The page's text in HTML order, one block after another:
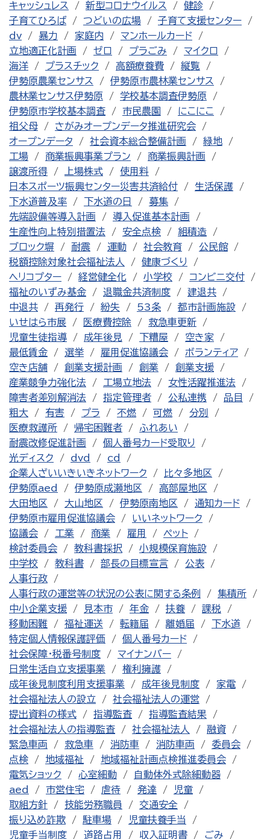
キャッシュレス
新型コロナウイルス
健診
子育てひろば
つどいの広場
子育て支援センター
dv
暴力 家庭内
マンホールカード
立地適正化計画
ゼロ プラごみ
マイクロ
海洋
プラスチック 高額療養費
縦覧
伊勢原農業センサス
伊勢原市農林業センサス
農林業センサス伊勢原
学校基本調査伊勢原
伊勢原市学校基本調査
市民農園
にこにこ
祖父母
さがみオープンデータ推進研究会
オープンデータ
社会資本総合整備計画
緑地
工場
商業振興事業プラン
商業振興計画
譲渡所得
上場株式
使用料
日本スポーツ振興センター災害共済給付
生活保護
下水道普及率
下水道の日
募集
先端設備等導入計画
導入促進基本計画
生産性向上特別措置法
安全点検
組積造
ブロック塀
耐震 運動 社会教育
公民館
税額控除対象社会福祉法人
健康づくり
ヘリコプター
経営健全化 小学校
コンビニ交付
福祉のいずみ基金
退職金共済制度
建退共
中退共
再発行 紛失 53条
都市計画施設
いせはら市展
医療費控除
救急車更新
児童生徒指導
成年後見 下糟屋
空き家
最低賃金
選挙 雇用促進協議会
ボランティア
空き店舗
創業支援計画 創業
創業支援
産業競争力強化法
工場立地法
女性活躍推進法
障害者差別解消法
指定管理者 公私連携
品目
粗大
有害 プラ 不燃 可燃
分別
医療救護所
帰宅困難者
ふれあい
耐震改修促進計画
個人番号カード受取り
光ディスク
dvd
cd
企業人ざいいきいきネットワーク
比々多地区
伊勢原aed
伊勢原成瀬地区
高部屋地区
大田地区
大山地区 伊勢原南地区
通知カード
伊勢原市雇用促進協議会
いいネットワーク
協議会
工業 商業 雇用
ペット
検討委員会
教科書採択
小規模保育施設
中学校
教科書 部長の目標宣言
公表
人事行政
人事行政の運営等の状況の公表に関する条例
集積所
中小企業支援
見本市 年金 扶養
課税
移動困難
福祉運送 転籍届 離婚届
下水道
特定個人情報保護評価
個人番号カード
社会保障・税番号制度
マイナンバー
日常生活自立支援事業
権利擁護
成年後見制度利用支援事業
成年後見制度
家電
社会福祉法人の設立
社会福祉法人の運営
提出資料の様式
指導監査
指導監査結果
社会福祉法人の指導監査
社会福祉法人
融資
緊急車両
救急車 消防車 消防車両
委員会
点検
地域福祉
地域福祉計画点検推進委員会
電気ショック
心室細動
自動体外式除細動器
aed
市営住宅 虐待 発達
児童
取組方針
技能労務職員
交通安全
振り込め詐欺
駐車場
児童扶養手当
児童手当制度
道路占用 収入証明書 ごみ